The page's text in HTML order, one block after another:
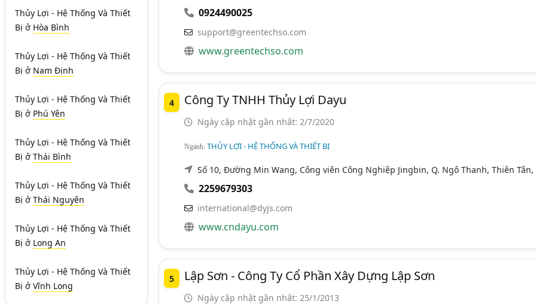
Thủy Lợi - Hệ Thống Và Thiết
Bị ở Hòa Bình
Thủy Lợi - Hệ Thống Và Thiết
Bị ở Nam Định
Thủy Lợi - Hệ Thống Và Thiết
Bị ở Phú Yên
Thủy Lợi - Hệ Thống Và Thiết
Bị ở Thái Bình
Thủy Lợi - Hệ Thống Và Thiết
Bị ở Thái Nguyên
Thủy Lợi - Hệ Thống Và Thiết
Bị ở Long An
Thủy Lợi - Hệ Thống Và Thiết
Bị ở Vĩnh Long
0924490025
support@greentechso.com
www.greentechso.com
4 Công Ty TNHH Thủy Lợi Dayu
Ngày cập nhật gần nhất: 2/7/2020
Ngành: THỦY LỢI - HỆ THỐNG VÀ THIẾT BỊ
Số 10, Đường Min Wang, Công viên Công Nghiệp Jingbin, Q. Ngô Thanh, Thiên Tân,
2259679303
international@dyjs.com
www.cndayu.com
5 Lập Sơn - Công Ty Cổ Phần Xây Dựng Lập Sơn
Ngày cập nhật gần nhất: 25/1/2013